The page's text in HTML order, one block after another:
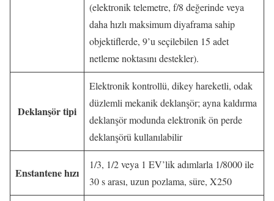
(elektronik telemetre, f/8 değerinde veya
daha hızlı maksimum diyaframa sahip
objektiflerde, 9’u seçilebilen 15 adet
netleme noktasını destekler).
Deklanşör tipi
Elektronik kontrollü, dikey hareketli, odak
düzlemli mekanik deklanşör; ayna kaldırma
deklanşör modunda elektronik ön perde
deklanşörü kullanılabilir
Enstantene hızı
1/3, 1/2 veya 1 EV’lik adımlarla 1/8000 ile
30 s arası, uzun pozlama, süre, X250